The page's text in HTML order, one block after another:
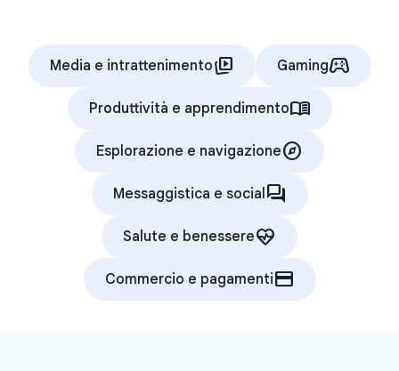
Media e intrattenimentoanimated_images Gamingstadia_controller
Produttività e apprendimentomenu_book
Esplorazione e navigazioneexplore
Messaggistica e socialforum
Salute e benessereecg_heart
Commercio e pagamenticredit_card